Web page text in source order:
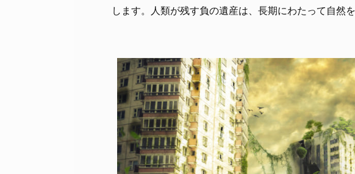
します。人類が残す負の遺産は、長期にわたって自然